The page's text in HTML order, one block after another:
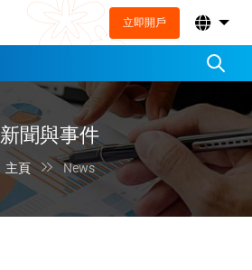
立即開戶
新聞與事件
主頁  News